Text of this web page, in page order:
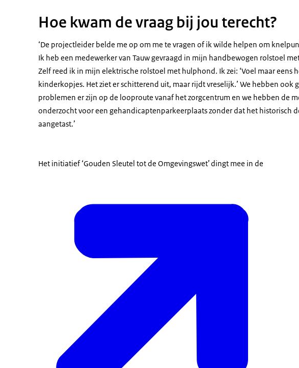
Hoe kwam de vraag bij jou terecht?
‘De projectleider belde me op om me te vragen of ik wilde helpen om
Ik heb een medewerker van Tauw gevraagd in mijn handbewogen rolstoel
Zelf reed ik in mijn elektrische rolstoel met hulphond. Ik zei: ‘Voel maar eens
kinderkopjes. Het ziet er schitterend uit, maar rijdt vreselijk.’ We hebben ook
problemen er zijn op de looproute vanaf het zorgcentrum en we hebben de
onderzocht voor een gehandicaptenparkeerplaats zonder dat het historisch
aangetast.’
Het initiatief ‘Gouden Sleutel tot de Omgevingswet’ dingt mee in de